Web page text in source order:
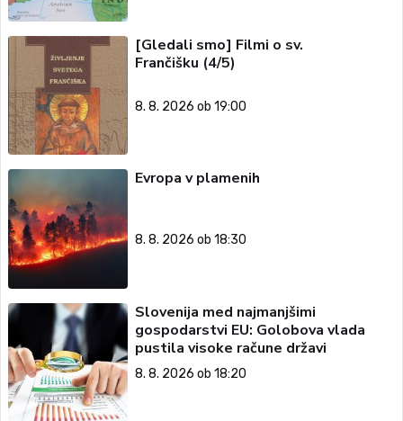
[Gledali smo] Filmi o sv.
Frančišku (4/5)
8. 8. 2026 ob 19:00
Evropa v plamenih
8. 8. 2026 ob 18:30
Slovenija med najmanjšimi
gospodarstvi EU: Golobova vlada
pustila visoke račune državi
8. 8. 2026 ob 18:20